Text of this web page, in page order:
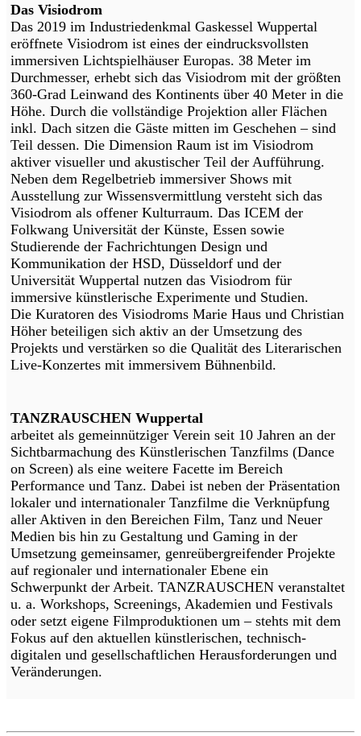
Das Visiodrom
Das 2019 im Industriedenkmal Gaskessel Wuppertal
eröffnete Visiodrom ist eines der eindrucksvollsten
immersiven Lichtspielhäuser Europas. 38 Meter im
Durchmesser, erhebt sich das Visiodrom mit der größten
360-Grad Leinwand des Kontinents über 40 Meter in die
Höhe. Durch die vollständige Projektion aller Flächen
inkl. Dach sitzen die Gäste mitten im Geschehen – sind
Teil dessen. Die Dimension Raum ist im Visiodrom
aktiver visueller und akustischer Teil der Aufführung.
Neben dem Regelbetrieb immersiver Shows mit
Ausstellung zur Wissensvermittlung versteht sich das
Visiodrom als offener Kulturraum. Das ICEM der
Folkwang Universität der Künste, Essen sowie
Studierende der Fachrichtungen Design und
Kommunikation der HSD, Düsseldorf und der
Universität Wuppertal nutzen das Visiodrom für
immersive künstlerische Experimente und Studien.
Die Kuratoren des Visiodroms Marie Haus und Christian
Höher beteiligen sich aktiv an der Umsetzung des
Projekts und verstärken so die Qualität des Literarischen
Live-Konzertes mit immersivem Bühnenbild.
TANZRAUSCHEN Wuppertal
arbeitet als gemeinnütziger Verein seit 10 Jahren an der
Sichtbarmachung des Künstlerischen Tanzfilms (Dance
on Screen) als eine weitere Facette im Bereich
Performance und Tanz. Dabei ist neben der Präsentation
lokaler und internationaler Tanzfilme die Verknüpfung
aller Aktiven in den Bereichen Film, Tanz und Neuer
Medien bis hin zu Gestaltung und Gaming in der
Umsetzung gemeinsamer, genreübergreifender Projekte
auf regionaler und internationaler Ebene ein
Schwerpunkt der Arbeit. TANZRAUSCHEN veranstaltet
u. a. Workshops, Screenings, Akademien und Festivals
oder setzt eigene Filmproduktionen um – stehts mit dem
Fokus auf den aktuellen künstlerischen, technisch-
digitalen und gesellschaftlichen Herausforderungen und
Veränderungen.